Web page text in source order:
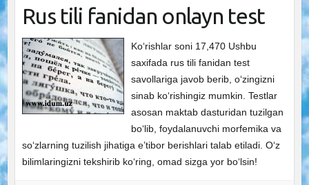
Rus tili fanidan onlayn test
Ko‘rishlar soni 17,470 Ushbu
saxifada rus tili fanidan test
savollariga javob berib, o‘zingizni
sinab ko‘rishingiz mumkin. Testlar
asosan maktab dasturidan tuzilgan
bo‘lib, foydalanuvchi morfemika va
so‘zlarning tuzilish jihatiga e’tibor berishlari talab etiladi. O‘z
bilimlaringizni tekshirib ko‘ring, omad sizga yor bo‘lsin!